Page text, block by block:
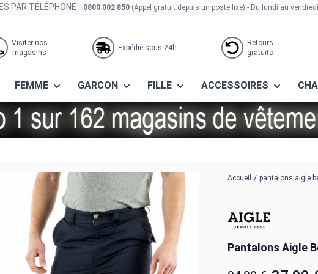
PAR TÉLÉPHONE - 0800 002 850 (Appel gratuit depuis un poste fixe) - Du lundi au
Visiter nos
magasins
Expédié sous 24h
Retours
gratuits
FEMME GARCON FILLE ACCESSOIRES
aigle Accueil / pantalons aigle
Pantalons Aigle